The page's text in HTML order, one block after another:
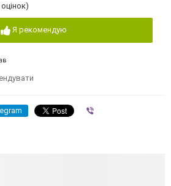
оцінок)
Я рекомендую